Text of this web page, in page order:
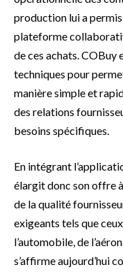
production lui a
plateforme
de ces achats. COBuy
techniques pour
manière simple et
des relations
besoins spécifiques.
En intégrant
élargit donc son offre
de la qualité
exigeants tels que
l’automobile, de
s’affirme aujourd’hui